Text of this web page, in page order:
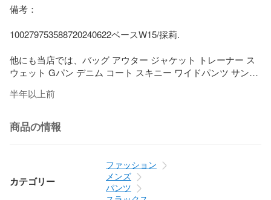
備考：
100279753588720240622ベースW15/採莉.
他にも当店では、バッグ アウター ジャケット トレーナー ス
ウェット Gパン デニム コート スキニー ワイドパンツ サング
ト ショートパンツ つなぎ コスメ品 香水 化粧品 靴下 スニー
輪 アクセサリー 小物 Yシャツ ドレス Tシャツ カットソー G
ジャン アンクル 七分丈 九分丈 ニット セーター マーメイド
エスニック 民族系 水着 キャップ ネックレス サンダル パンプ
ス ベイカー グルカ ストレッチ ガウチョ ブラウス カーディガ
ン 羽織 ダウンジャケット トレンチ カーゴ フレア ベルボトム
ミモレ 透け ブラトップ タイト ミニサイズ ビッグサイズ マキ
半年以上前
商品の情報
カテゴリー
ファッション
メンズ
パンツ